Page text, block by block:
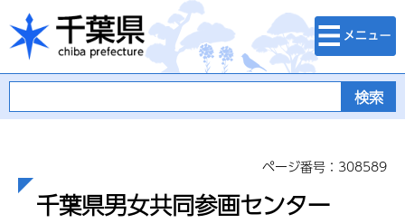
千葉県
検索・メニュ
ー
ページ番号：308589
千葉県男女共同参画センター